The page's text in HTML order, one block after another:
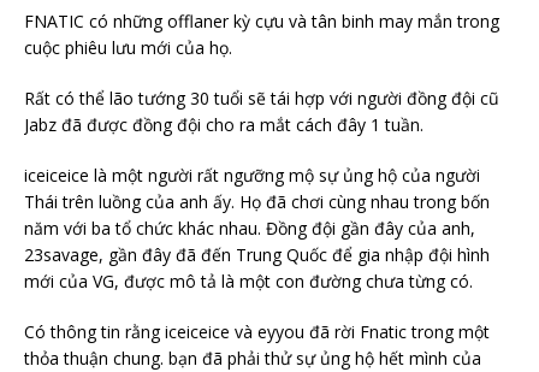
FNATIC có những offlaner kỳ cựu và tân binh may mắn trong
cuộc phiêu lưu mới của họ.
Rất có thể lão tướng 30 tuổi sẽ tái hợp với người đồng đội cũ
Jabz đã được đồng đội cho ra mắt cách đây 1 tuần.
iceiceice là một người rất ngưỡng mộ sự ủng hộ của người
Thái trên luồng của anh ấy. Họ đã chơi cùng nhau trong bốn
năm với ba tổ chức khác nhau. Đồng đội gần đây của anh,
23savage, gần đây đã đến Trung Quốc để gia nhập đội hình
mới của VG, được mô tả là một con đường chưa từng có.
Có thông tin rằng iceiceice và eyyou đã rời Fnatic trong một
thỏa thuận chung. bạn đã phải thử sự ủng hộ hết mình của